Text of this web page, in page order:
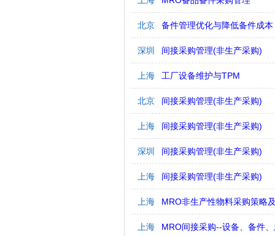
北京 备件管理优化与降低备件成本
深圳 间接采购管理(非生产采购)
上海 工厂设备维护与TPM
北京 间接采购管理(非生产采购)
上海 间接采购管理(非生产采购)
深圳 间接采购管理(非生产采购)
上海 间接采购管理(非生产采购)
上海 MRO非生产性物料采购策略
上海 MRO间接采购--设备、备件